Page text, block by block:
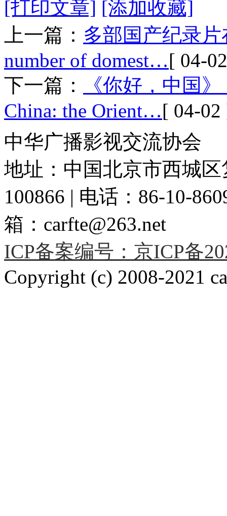
[打印文章] [添加收藏]
上一篇： 多部国产纪录
number of domest…[ 04-
下一篇：
《你好，中国
China: the Orient…[ 04-02
中华广播影视交流协会
地址：中国北京市西城
100866 | 电话：86-10-
箱：carfte@263.net
ICP备案编号：京ICP备
Copyright (c) 2008-2021